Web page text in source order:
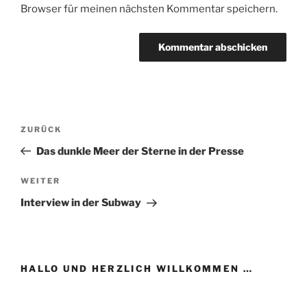
Browser für meinen nächsten Kommentar speichern.
Beitragsnavigation
Vorheriger
Beitrag
ZURÜCK
Das dunkle Meer der Sterne in der Presse
Nächster
Beitrag
WEITER
Interview in der Subway
HALLO UND HERZLICH WILLKOMMEN …